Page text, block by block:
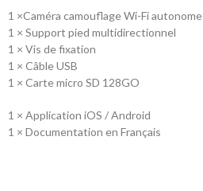
1 ×Caméra camouflage Wi-Fi autonome
1 × Support pied multidirectionnel
1 × Vis de fixation
1 × Câble USB
1 × Carte micro SD 128GO
1 × Application iOS / Android
1 × Documentation en Français